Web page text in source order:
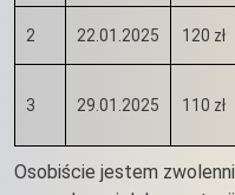
2 22.01.2025 120 zł
3 29.01.2025 110 zł
Osobiście jestem